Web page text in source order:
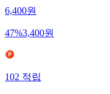
6,400원
47%3,400원
102적립